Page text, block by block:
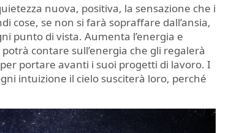
nuova, positiva, la sensazione che i
cose, se non si farà sopraffare dall’ansia,
punto di vista. Aumenta l’energia e
potrà contare sull’energia che gli regalerà
portare avanti i suoi progetti di lavoro. I
intuizione il cielo susciterà loro, perché